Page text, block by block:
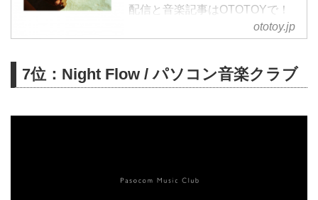
配信と音楽記事はOTOTOYで！
岡田拓郎がニュー・アルバム
『Morning Sun』をリリース。1st
よそ3年ぶりとなる本作には、す
でにMVも公開されている
ototoy.jp
7位：Night Flow / パソコン音楽クラブ